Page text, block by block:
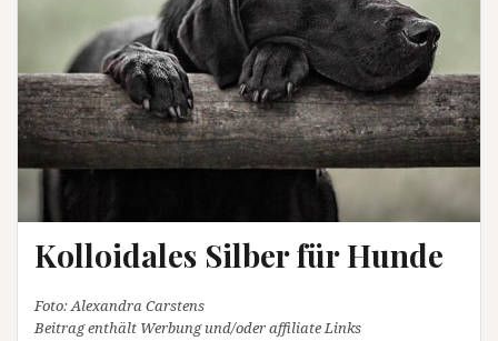
Kolloidales Silber für Hunde
Foto: Alexandra Carstens
Beitrag enthält Werbung und/oder affiliate Links